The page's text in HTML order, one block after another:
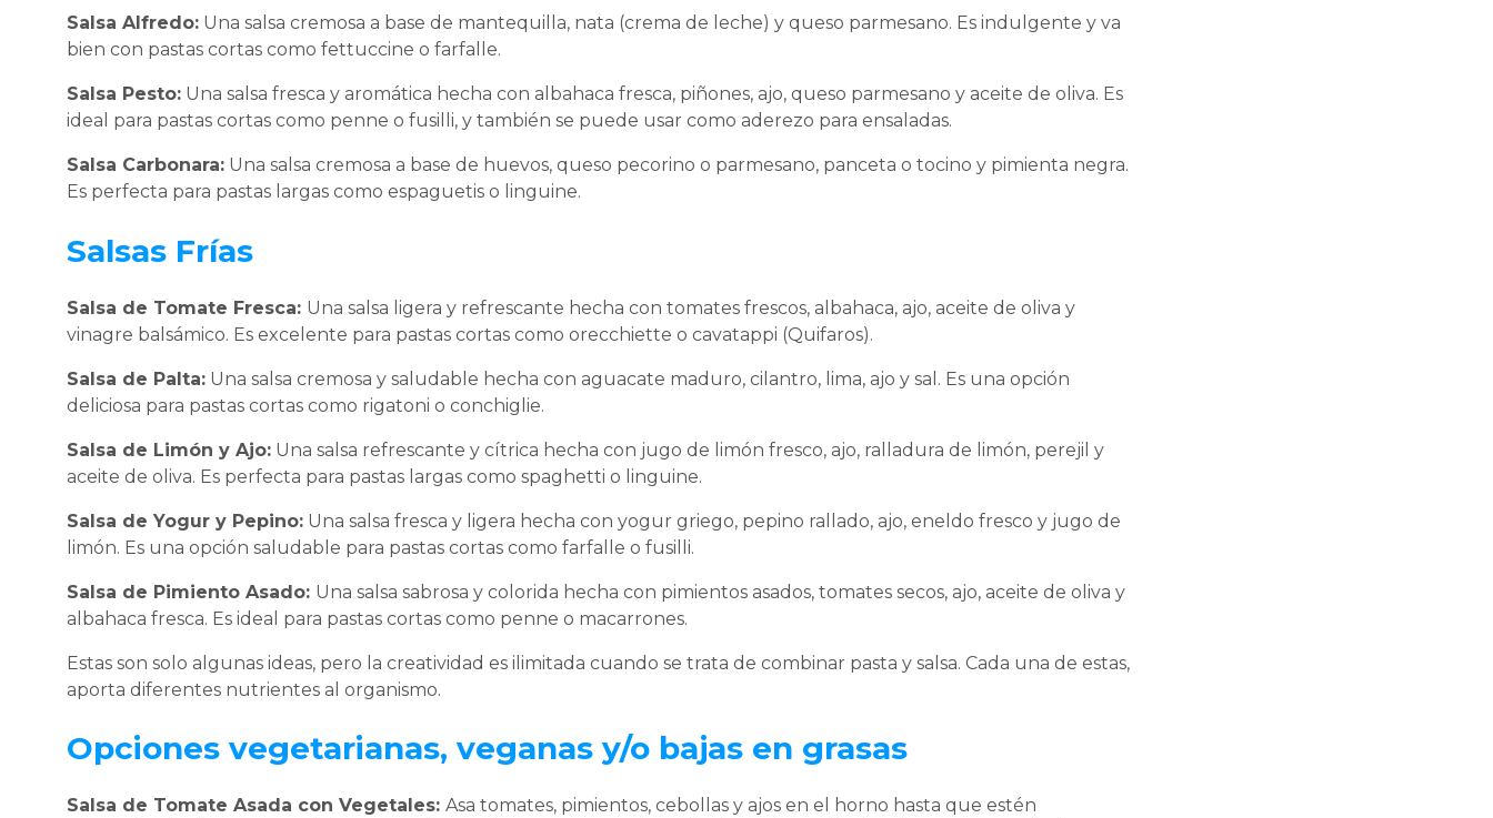
Salsa Alfredo: Una salsa cremosa a base de mantequilla, nata (crema de leche) y queso parmesano. Es indulgente y va
bien con pastas cortas como fettuccine o farfalle.
Salsa Pesto: Una salsa fresca y aromática hecha con albahaca fresca, piñones, ajo, queso parmesano y aceite de oliva. Es
ideal para pastas cortas como penne o fusilli, y también se puede usar como aderezo para ensaladas.
Salsa Carbonara: Una salsa cremosa a base de huevos, queso pecorino o parmesano, panceta o tocino y pimienta negra.
Es perfecta para pastas largas como espaguetis o linguine.
Salsas Frías
Salsa de Tomate Fresca: Una salsa ligera y refrescante hecha con tomates frescos, albahaca, ajo, aceite de oliva y
vinagre balsámico. Es excelente para pastas cortas como orecchiette o cavatappi (Quifaros).
Salsa de Palta: Una salsa cremosa y saludable hecha con aguacate maduro, cilantro, lima, ajo y sal. Es una opción
deliciosa para pastas cortas como rigatoni o conchiglie.
Salsa de Limón y Ajo: Una salsa refrescante y cítrica hecha con jugo de limón fresco, ajo, ralladura de limón, perejil y
aceite de oliva. Es perfecta para pastas largas como spaghetti o linguine.
Salsa de Yogur y Pepino: Una salsa fresca y ligera hecha con yogur griego, pepino rallado, ajo, eneldo fresco y jugo de
limón. Es una opción saludable para pastas cortas como farfalle o fusilli.
Salsa de Pimiento Asado: Una salsa sabrosa y colorida hecha con pimientos asados, tomates secos, ajo, aceite de oliva y
albahaca fresca. Es ideal para pastas cortas como penne o macarrones.
Estas son solo algunas ideas, pero la creatividad es ilimitada cuando se trata de combinar pasta y salsa. Cada una de estas,
aporta diferentes nutrientes al organismo.
Opciones vegetarianas, veganas y/o bajas en grasas
Salsa de Tomate Asada con Vegetales: Asa tomates, pimientos, cebollas y ajos en el horno hasta que estén